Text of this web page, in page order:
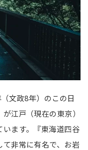
文政8年）のこの日
江戸（現在の東京）
ます。『東海道四谷
非常に有名で、お岩